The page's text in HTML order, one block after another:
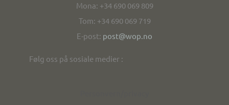
Mona: +34 690 069 809
Tom: +34 690 069 719
E-post: post@wop.no
Følg oss på sosiale medier :